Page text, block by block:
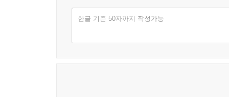
한글 기준 50자까지 작성가능